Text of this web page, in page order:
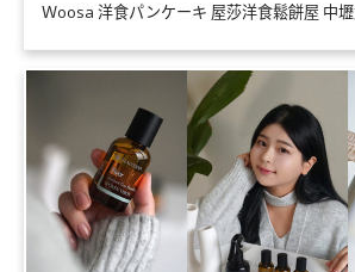
Ｗoosa 洋食パンケーキ 屋莎洋食鬆餅屋 中